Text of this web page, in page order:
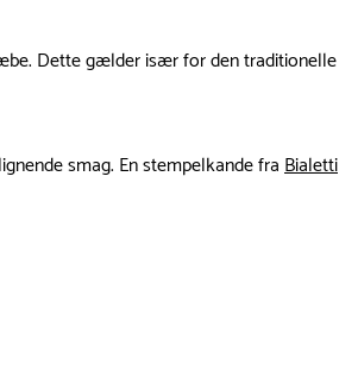
Dette gælder især for den traditionelle
smag. En stempelkande fraBialetti